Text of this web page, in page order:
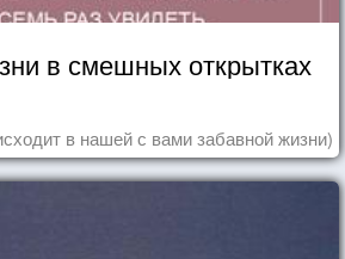
в смешных открытках
в нашей с вами забавной жизни)